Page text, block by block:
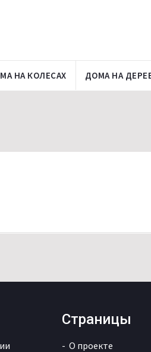
НА КОЛЕСАХ ДОМА НА
Страницы
О проекте